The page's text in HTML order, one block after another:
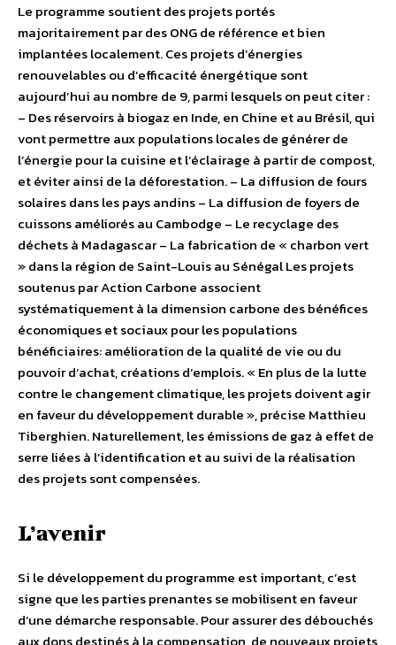
Le programme soutient des projets portés
majoritairement par des ONG de référence et bien
implantées localement. Ces projets d’énergies
renouvelables ou d’efficacité énergétique sont
aujourd’hui au nombre de 9, parmi lesquels on peut citer :
– Des réservoirs à biogaz en Inde, en Chine et au Brésil, qui
vont permettre aux populations locales de générer de
l’énergie pour la cuisine et l’éclairage à partir de compost,
et éviter ainsi de la déforestation. – La diffusion de fours
solaires dans les pays andins – La diffusion de foyers de
cuissons améliorés au Cambodge – Le recyclage des
déchets à Madagascar – La fabrication de « charbon vert
» dans la région de Saint-Louis au Sénégal Les projets
soutenus par Action Carbone associent
systématiquement à la dimension carbone des bénéfices
économiques et sociaux pour les populations
bénéficiaires: amélioration de la qualité de vie ou du
pouvoir d’achat, créations d’emplois. « En plus de la lutte
contre le changement climatique, les projets doivent agir
en faveur du développement durable », précise Matthieu
Tiberghien. Naturellement, les émissions de gaz à effet de
serre liées à l’identification et au suivi de la réalisation
des projets sont compensées.
L’avenir
Si le développement du programme est important, c’est
signe que les parties prenantes se mobilisent en faveur
d’une démarche responsable. Pour assurer des débouchés